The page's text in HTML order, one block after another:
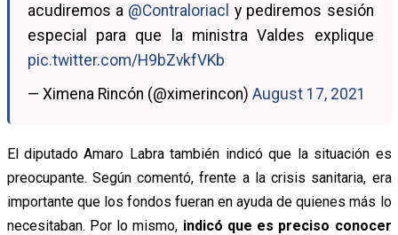
acudiremos a @Contraloriacl y pediremos sesión
especial para que la ministra Valdes explique
pic.twitter.com/H9bZvkfVKb
— Ximena Rincón (@ximerincon) August 17, 2021
El diputado Amaro Labra también indicó que la situación es
preocupante. Según comentó, frente a la crisis sanitaria, era
importante que los fondos fueran en ayuda de quienes más lo
necesitaban. Por lo mismo, indicó que es preciso conocer